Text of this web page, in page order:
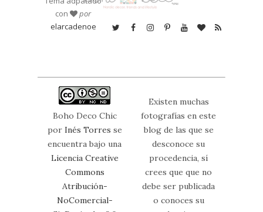
con
por
elarcadenoe
Boho Deco Chic
por Inés Torres se
encuentra bajo una
Licencia Creative
Commons
Atribución-
NoComercial-
Existen muchas
fotografías en este
blog de las que se
desconoce su
procedencia, sí
crees que que no
debe ser publicada
o conoces su